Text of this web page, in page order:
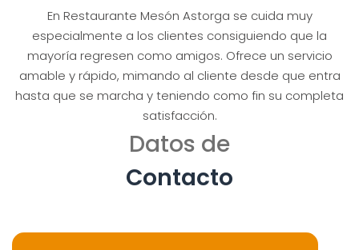
En Restaurante Mesón Astorga se cuida muy
especialmente a los clientes consiguiendo que la
mayoría regresen como amigos. Ofrece un servicio
amable y rápido, mimando al cliente desde que entra
hasta que se marcha y teniendo como fin su completa
satisfacción.
Datos de
Contacto